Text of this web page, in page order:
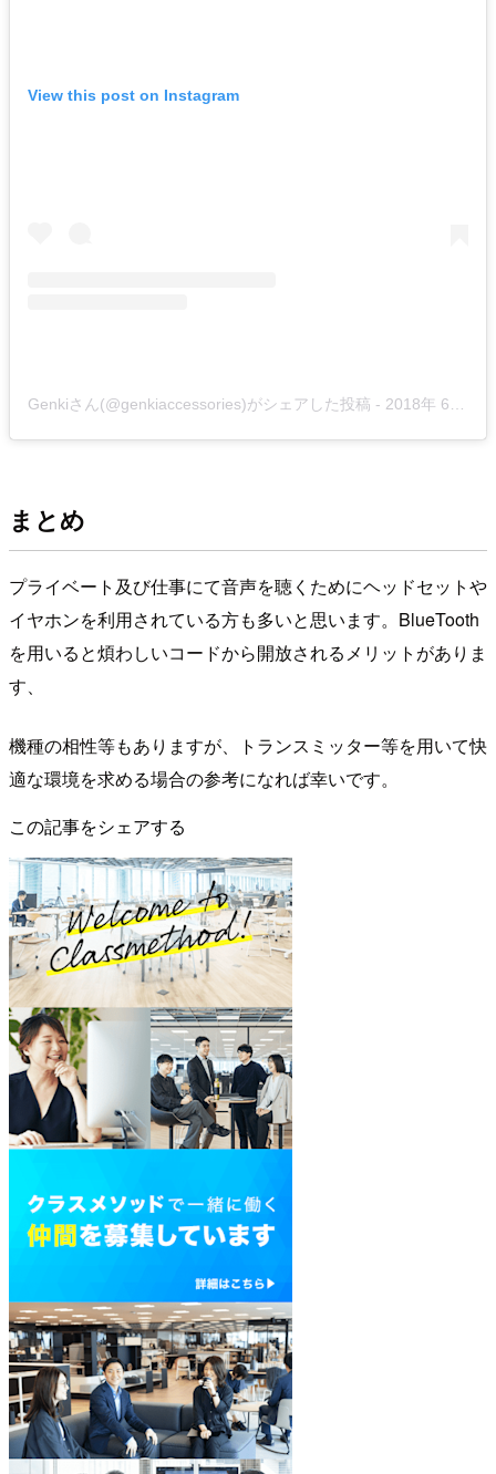
View this post on Instagram
Genkiさん(@genkiaccessories)がシェアした投稿 - 2018年 6月月12日午前7時02分PDT
まとめ
プライベート及び仕事にて音声を聴くためにヘッドセットや
イヤホンを利用されている方も多いと思います。BlueTooth
を用いると煩わしいコードから開放されるメリットがありま
す、
機種の相性等もありますが、トランスミッター等を用いて快
適な環境を求める場合の参考になれば幸いです。
この記事をシェアする